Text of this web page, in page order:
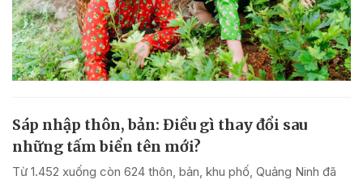
Sáp nhập thôn, bản: Điều gì thay đổi sau
những tấm biển tên mới?
Từ 1.452 xuống còn 624 thôn, bản, khu phố, Quảng Ninh đã